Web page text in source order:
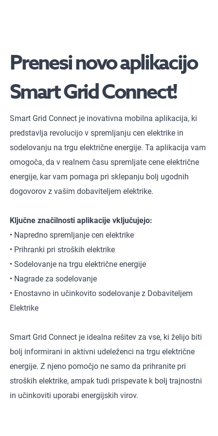
Prenesi novo aplikacijo
Smart Grid Connect!
Smart Grid Connect je inovativna mobilna aplikacija, ki
predstavlja revolucijo v spremljanju cen elektrike in
sodelovanju na trgu električne energije. Ta aplikacija vam
omogoča, da v realnem času spremljate cene električne
energije, kar vam pomaga pri sklepanju bolj ugodnih
dogovorov z vašim dobaviteljem elektrike.
Ključne značilnosti aplikacije vključujejo:
• Napredno spremljanje cen elektrike
• Prihranki pri stroških elektrike
• Sodelovanje na trgu električne energije
• Nagrade za sodelovanje
• Enostavno in učinkovito sodelovanje z Dobaviteljem
Elektrike
Smart Grid Connect je idealna rešitev za vse, ki želijo biti
bolj informirani in aktivni udeleženci na trgu električne
energije. Z njeno pomočjo ne samo da prihranite pri
stroških elektrike, ampak tudi prispevate k bolj trajnostni
in učinkoviti uporabi energijskih virov.